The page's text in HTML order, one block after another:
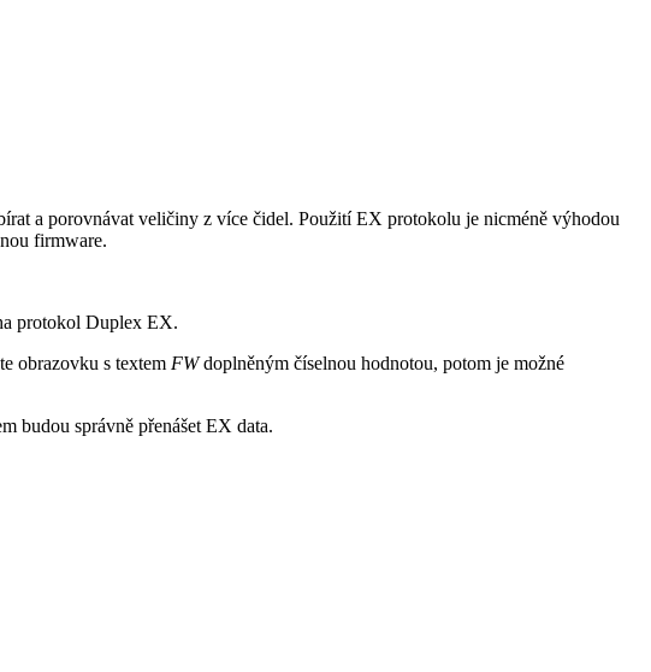
a porovnávat veličiny z více čidel. Použití EX protokolu je nicméně výhodou
firmware.
protokol Duplex EX.
obrazovku s textem FWdoplněným číselnou hodnotou, potom je možné
budou správně přenášet EX data.